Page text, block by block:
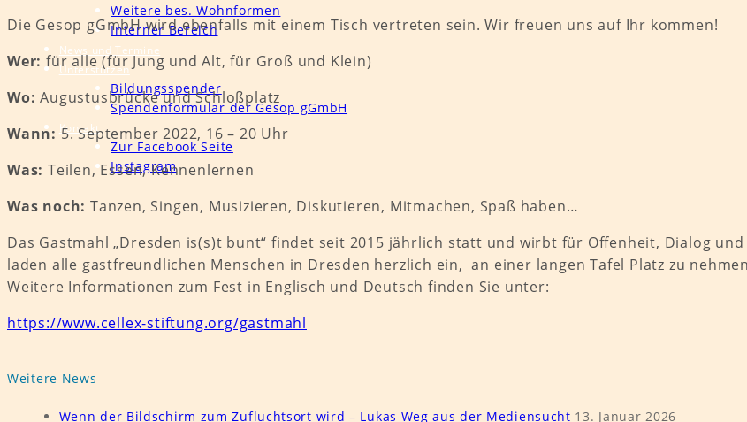
Weitere bes. Wohnformen
Interner Bereich
News und Termine
Unterstützen
Bildungsspender
Spendenformular der Gesop gGmbH
Kontakt
Zur Facebook Seite
Instagram
Die Gesop gGmbH wird ebenfalls mit einem Tisch vertreten sein. Wir freuen uns auf Ihr kommen!
Wer: für alle (für Jung und Alt, für Groß und Klein)
Wo: Augustusbrücke und Schloßplatz
Wann: 5. September 2022, 16 – 20 Uhr
Was: Teilen, Essen, Kennenlernen
Was noch: Tanzen, Singen, Musizieren, Diskutieren, Mitmachen, Spaß haben…
Das Gastmahl „Dresden is(s)t bunt“ findet seit 2015 jährlich statt und wirbt für Offenheit, Dialog
laden alle gastfreundlichen Menschen in Dresden herzlich ein, an einer langen Tafel Platz zu
Weitere Informationen zum Fest in Englisch und Deutsch finden Sie unter:
https://www.cellex-stiftung.org/gastmahl
Weitere News
Wenn der Bildschirm zum Zufluchtsort wird – Lukas Weg aus der Mediensucht 13. Januar 2026